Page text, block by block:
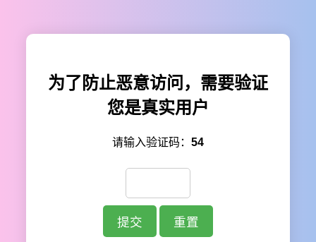
为了防止恶意访问，需要验证
您是真实用户
请输入验证码： 54
提交 重置